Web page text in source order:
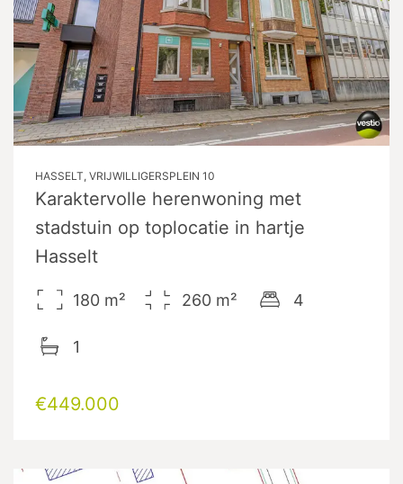
HASSELT, VRIJWILLIGERSPLEIN 10
Karaktervolle herenwoning met
stadstuin op toplocatie in hartje
Hasselt
180 m² 260 m² 4
1
€449.000